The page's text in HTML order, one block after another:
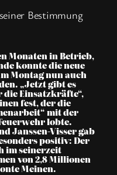
Bestimmung
Monaten in Betrieb,
konnte die neue
Montag nun auch
„Jetzt gibt es
Einsatzkräfte“,
fest, der die
mit der
lobte.
Janssen-Visser gab
positiv: Der
im seinerzeit
von 2,8 Millionen
Meinen.